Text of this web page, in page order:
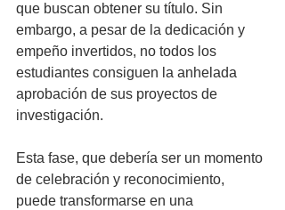
que buscan obtener su título. Sin
embargo, a pesar de la dedicación y
empeño invertidos, no todos los
estudiantes consiguen la anhelada
aprobación de sus proyectos de
investigación.
Esta fase, que debería ser un momento
de celebración y reconocimiento,
puede transformarse en una